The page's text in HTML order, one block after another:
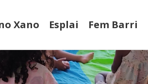
Xano Esplai Fem Barri